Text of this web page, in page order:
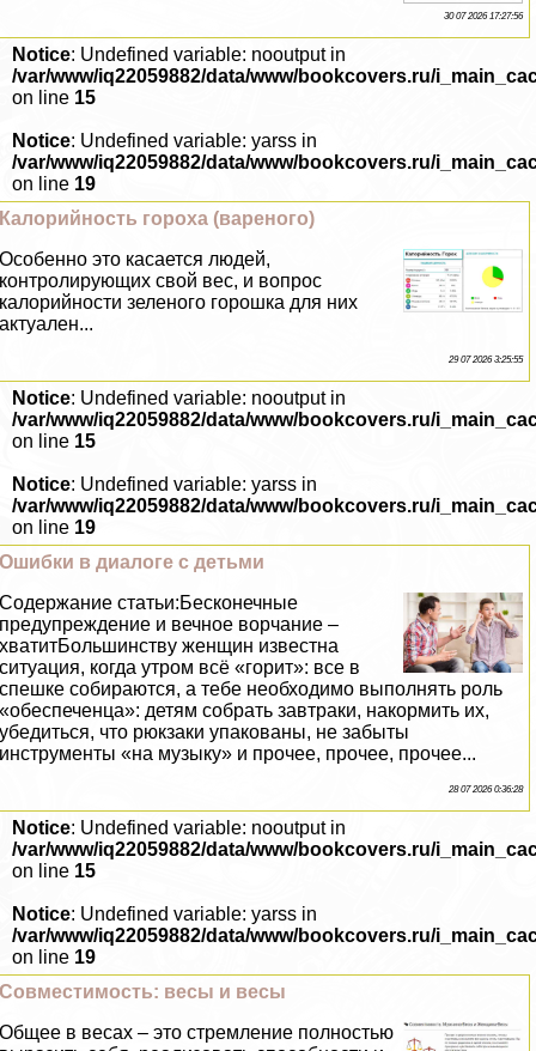
30 07 2026 17:27:56
Notice: Undefined variable: nooutput in
/var/www/iq22059882/data/www/bookcovers.ru/
on line 15
Notice: Undefined variable: yarss in
/var/www/iq22059882/data/www/bookcovers.ru/
on line 19
Калорийность гороха (вареного)
Особенно это касается людей,
контролирующих свой вес, и вопрос
калорийности зеленого горошка для них
актуален...
29 07 2026 3:25:55
Notice: Undefined variable: nooutput in
/var/www/iq22059882/data/www/bookcovers.ru/
on line 15
Notice: Undefined variable: yarss in
/var/www/iq22059882/data/www/bookcovers.ru/
on line 19
Ошибки в диалоге с детьми
Содержание статьи:Бесконечные
предупреждение и вечное ворчание –
хватитБольшинству женщин известна
ситуация, когда утром всё «горит»: все в
спешке собираются, а тебе необходимо выполнять роль
«обеспеченца»: детям собрать завтpaки, накормить их,
убедиться, что рюкзаки упакованы, не забыты
инструменты «на музыку» и прочее, прочее, прочее...
28 07 2026 0:36:28
Notice: Undefined variable: nooutput in
/var/www/iq22059882/data/www/bookcovers.ru/
on line 15
Notice: Undefined variable: yarss in
/var/www/iq22059882/data/www/bookcovers.ru/
on line 19
Совместимость: весы и весы
Общее в весах – это стремление полностью